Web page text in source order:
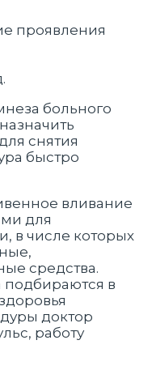
проявления
больного
снятия
быстро
вливание
для
в числе которых
средства.
в
доктор
работу